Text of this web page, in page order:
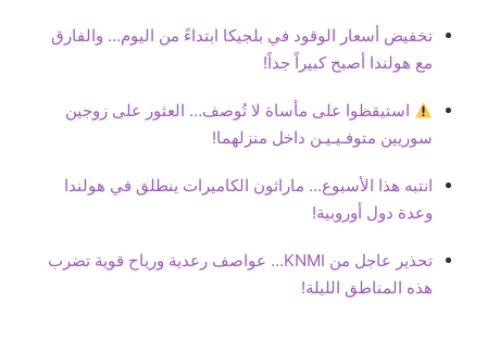
تخفيض أسعار الوقود في بلجيكا ابتداءً من اليوم… والفارق
مع هولندا أصبح كبيراً جداً!
استيقظوا على مأساة لا تُوصف… العثور على زوجين
سوريين متوفـيـيـن داخل منزلهما!
انتبه هذا الأسبوع… ماراثون الكاميرات ينطلق في هولندا
وعدة دول أوروبية!
تحذير عاجل من KNMI… عواصف رعدية ورياح قوية تضرب
هذه المناطق الليلة!